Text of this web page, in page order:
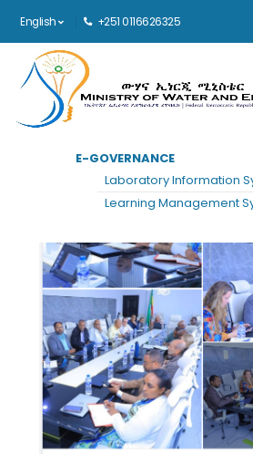
English +251 0116626325
Main navigation
E-GOVERNANCE
Laboratory Information
Learning Management